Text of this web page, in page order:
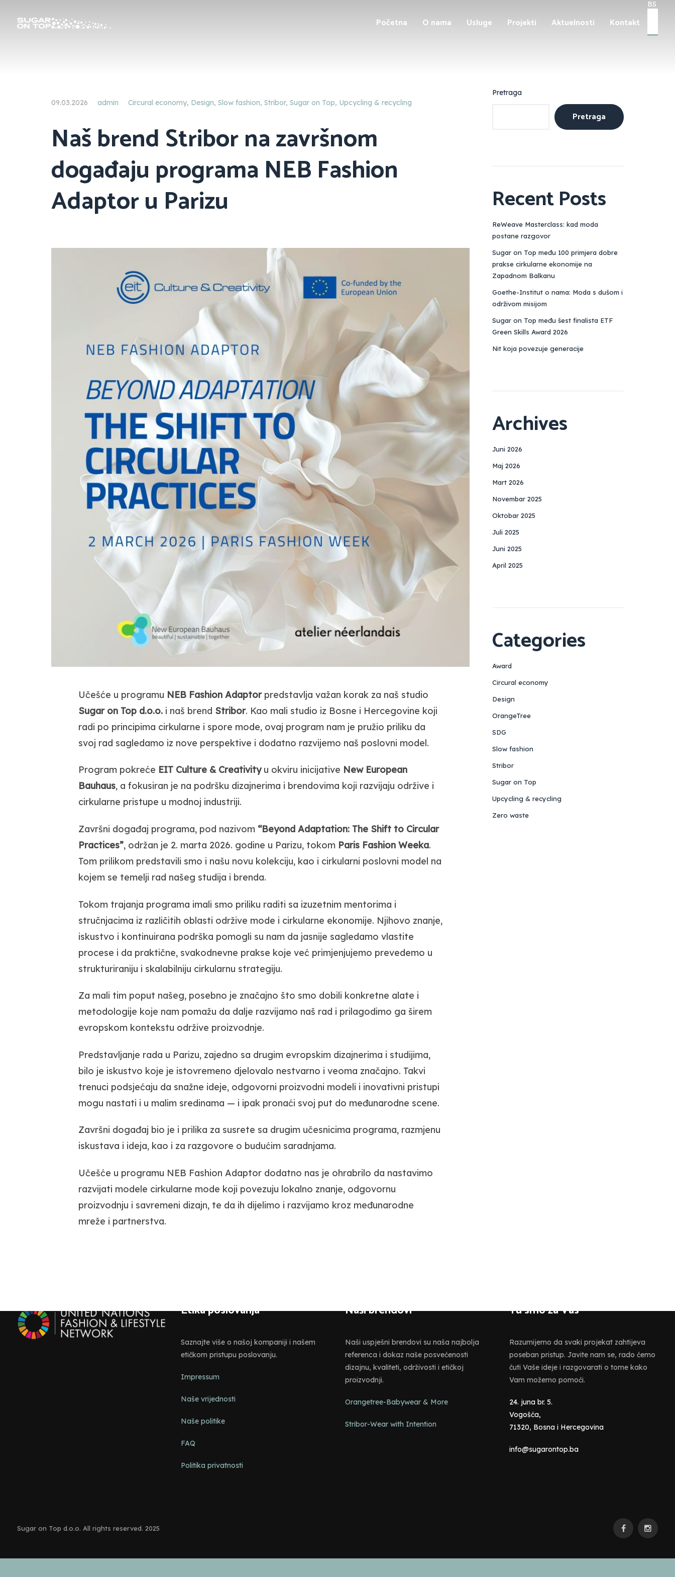
Početna O nama Usluge Projekti Aktuelnosti Kontakt
BS
09.03.2026 admin Circural economy, Design, Slow fashion, Stribor, Sugar on Top, Upcycling & recycling
Naš brend Stribor na završnom
događaju programa NEB Fashion
Adaptor u Parizu
Učešće u programu NEB Fashion Adaptorpredstavlja važan korak za naš studio
Sugar on Top d.o.o.i naš brend Stribor. Kao mali studio iz Bosne i Hercegovine koji
radi po principima cirkularne i spore mode, ovaj program nam je pružio priliku da
svoj rad sagledamo iz nove perspektive i dodatno razvijemo naš poslovni model.
Program pokreće EIT Culture & Creativityu okviru inicijative New European
Bauhaus, a fokusiran je na podršku dizajnerima i brendovima koji razvijaju održive i
cirkularne pristupe u modnoj industriji.
Završni događaj programa, pod nazivom “Beyond Adaptation: The Shift to Circular
Practices”, održan je 2. marta 2026. godine u Parizu, tokom Paris Fashion Weeka.
Tom prilikom predstavili smo i našu novu kolekciju, kao i cirkularni poslovni model na
kojem se temelji rad našeg studija i brenda.
Tokom trajanja programa imali smo priliku raditi sa izuzetnim mentorima i
stručnjacima iz različitih oblasti održive mode i cirkularne ekonomije. Njihovo znanje,
iskustvo i kontinuirana podrška pomogli su nam da jasnije sagledamo vlastite
procese i da praktične, svakodnevne prakse koje već primjenjujemo prevedemo u
strukturiraniju i skalabilniju cirkularnu strategiju.
Za mali tim poput našeg, posebno je značajno što smo dobili konkretne alate i
metodologije koje nam pomažu da dalje razvijamo naš rad i prilagodimo ga širem
evropskom kontekstu održive proizvodnje.
Predstavljanje rada u Parizu, zajedno sa drugim evropskim dizajnerima i studijima,
bilo je iskustvo koje je istovremeno djelovalo nestvarno i veoma značajno. Takvi
trenuci podsjećaju da snažne ideje, odgovorni proizvodni modeli i inovativni pristupi
mogu nastati i u malim sredinama — i ipak pronaći svoj put do međunarodne scene.
Završni događaj bio je i prilika za susrete sa drugim učesnicima programa, razmjenu
iskustava i ideja, kao i za razgovore o budućim saradnjama.
Učešće u programu NEB Fashion Adaptor dodatno nas je ohrabrilo da nastavimo
razvijati modele cirkularne mode koji povezuju lokalno znanje, odgovornu
proizvodnju i savremeni dizajn, te da ih dijelimo i razvijamo kroz međunarodne
mreže i partnerstva.
Pretraga
Pretraga
Recent Posts
ReWeave Masterclass: kad moda
postane razgovor
Sugar on Top među 100 primjera dobre
prakse cirkularne ekonomije na
Zapadnom Balkanu
Goethe-Institut o nama: Moda s dušom i
održivom misijom
Sugar on Top među šest finalista ETF
Green Skills Award 2026
Nit koja povezuje generacije
Archives
Juni 2026
Maj 2026
Mart 2026
Novembar 2025
Oktobar 2025
Juli 2025
Juni 2025
April 2025
Categories
Award
Circural economy
Design
OrangeTree
SDG
Slow fashion
Stribor
Sugar on Top
Upcycling & recycling
Zero waste
Etika poslovanja
Saznajte više o našoj kompaniji i našem
etičkom pristupu poslovanju.
Impressum
Naše vrijednosti
Naše politike
FAQ
Politika privatnosti
Naši brendovi
Naši uspješni brendovi su naša najbolja
referenca i dokaz naše posvećenosti
dizajnu, kvaliteti, održivosti i etičkoj
proizvodnji.
Orangetree-Babywear & More
Stribor-Wear with Intention
Tu smo za Vas
Razumijemo da svaki projekat zahtijeva
poseban pristup. Javite nam se, rado ćemo
čuti Vaše ideje i razgovarati o tome kako
Vam možemo pomoći.
24. juna br. 5.
Vogošća,
71320, Bosna i Hercegovina
info@sugarontop.ba
Sugar on Top d.o.o. All rights reserved. 2025